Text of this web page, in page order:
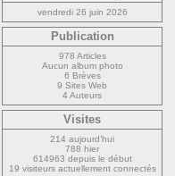
vendredi 26 juin 2026
Publication
978 Articles
Aucun album photo
6 Brèves
9 Sites Web
4 Auteurs
Visites
214 aujourd’hui
788 hier
614963 depuis le début
19 visiteurs actuellement connectés